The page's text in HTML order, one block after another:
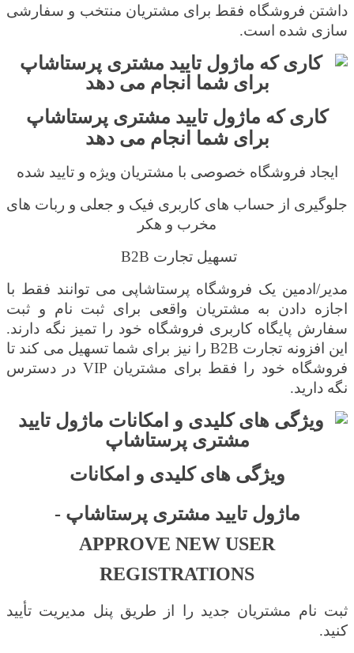
داشتن فروشگاه فقط برای مشتریان منتخب و سفارشی
سازی شده است.
کاری که ماژول تایید مشتری پرستاشاپ
برای شما انجام می دهد
ایجاد فروشگاه خصوصی با مشتریان ویژه و تایید شده
جلوگیری از حساب های کاربری فیک و جعلی و ربات های
مخرب و هکر
تسهیل تجارت B2B
مدیر/ادمین یک فروشگاه پرستاشاپی می توانند فقط با
اجازه دادن به مشتریان واقعی برای ثبت نام و ثبت
سفارش پایگاه کاربری فروشگاه خود را تمیز نگه دارند.
این افزونه تجارت B2B را نیز برای شما تسهیل می کند تا
فروشگاه خود را فقط برای مشتریان VIP در دسترس
نگه دارید.
ویژگی های کلیدی و امکانات
ماژول تایید مشتری پرستاشاپ -
APPROVE NEW USER
REGISTRATIONS
ثبت نام مشتریان جدید را از طریق پنل مدیریت تأیید
کنید.